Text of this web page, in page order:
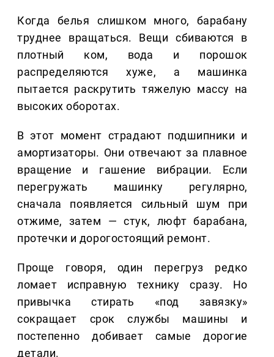
Когда белья слишком много, барабану
труднее вращаться. Вещи сбиваются в
плотный ком, вода и порошок
распределяются хуже, а машинка
пытается раскрутить тяжелую массу на
высоких оборотах.
В этот момент страдают подшипники и
амортизаторы. Они отвечают за плавное
вращение и гашение вибрации. Если
перегружать машинку регулярно,
сначала появляется сильный шум при
отжиме, затем — стук, люфт барабана,
протечки и дорогостоящий ремонт.
Проще говоря, один перегруз редко
ломает исправную технику сразу. Но
привычка стирать «под завязку»
сокращает срок службы машины и
постепенно добивает самые дорогие
детали.